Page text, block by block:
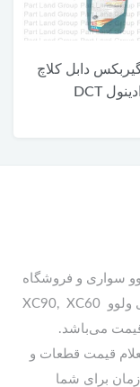
دابل کلاچ
ادینول DCT
سواری و فروشگاه
قطعات و لوازم یدکی اصلی تمامی خودرو های ولوو XC90, XC60
قیمت قطعات و
برای شما